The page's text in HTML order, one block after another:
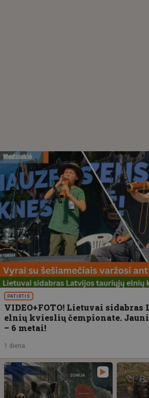
PATIRTIS
VIDEO+FOTO! Lietuvai
elnių kvieslių čempionate.
– 6 metai!
1 diena